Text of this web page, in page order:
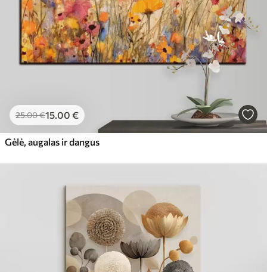
25.00€15.00 €
Gėlė, augalas ir dangus